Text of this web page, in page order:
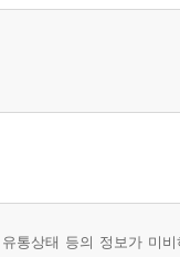
통상태 등의 정보가 미